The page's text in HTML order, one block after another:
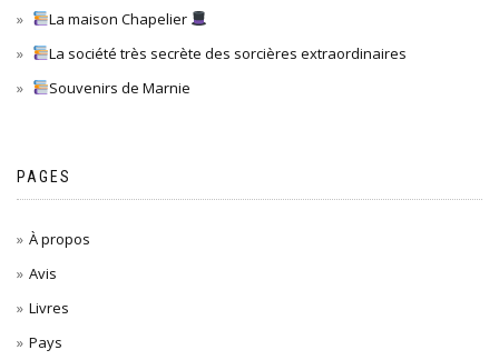
La maison Chapelier
La société très secrète des sorcières extraordinaires
Souvenirs de Marnie
PAGES
À propos
Avis
Livres
Pays